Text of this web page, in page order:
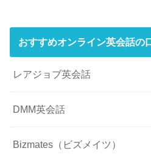
おすすめオンライン英会話の
レアジョブ英会話
DMM英会話
Bizmates（ビズメイツ）